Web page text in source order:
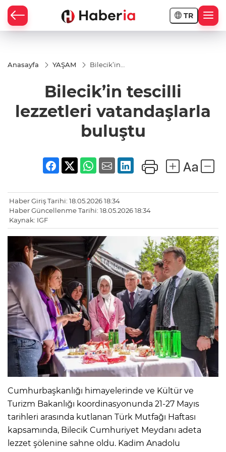
TR
Anasayfa YAŞAM
Bilecik’in
vatandaşlarla
buluştu
Bilecik’in tescilli
lezzetleri vatandaşlarla
buluştu
Haber Giriş Tarihi: 18.05.2026 18:34
Haber Güncellenme Tarihi: 18.05.2026 18:34
Kaynak: IGF
Cumhurbaşkanlığı himayelerinde ve Kültür ve
Turizm Bakanlığı koordinasyonunda 21-27 Mayıs
tarihleri arasında kutlanan Türk Mutfağı Haftası
kapsamında, Bilecik Cumhuriyet Meydanı adeta
lezzet şölenine sahne oldu. Kadim Anadolu